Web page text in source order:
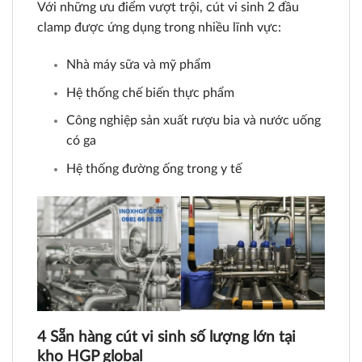
Với những ưu điểm vượt trội, cút vi sinh 2 đầu
clamp được ứng dụng trong nhiều lĩnh vực:
Nhà máy sữa và mỹ phẩm
Hệ thống chế biến thực phẩm
Công nghiệp sản xuất rượu bia và nước uống
có ga
Hệ thống đường ống trong y tế
4 Sẵn hàng cút vi sinh số lượng lớn tại
kho HGP global